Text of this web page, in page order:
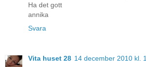
Ha det gott
annika
Svara
Vita huset 28 14 december 2010 kl.